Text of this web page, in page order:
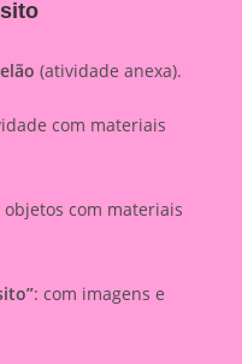
(atividade anexa).
com materiais
objetos com materiais
: com imagens e